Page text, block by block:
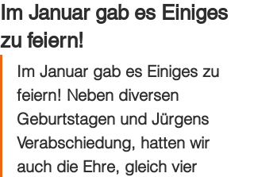
Im Januar gab es Einiges
zu feiern!
Im Januar gab es Einiges zu
feiern! Neben diversen
Geburtstagen und Jürgens
Verabschiedung, hatten wir
auch die Ehre, gleich vier